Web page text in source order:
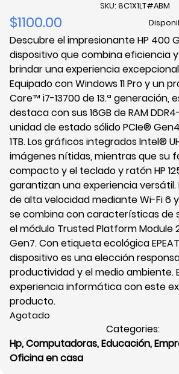
SKU: 8C1X1LT#ABM
$1100.00
Descubre el impresionante HP 400
dispositivo que combina eficiencia
brindar una experiencia
Equipado con Windows 11 Pro y un
Core™ i7-13700 de 13.ª generación,
destaca con sus 16GB de RAM
unidad de estado sólido PCIe®
1TB. Los gráficos integrados Intel®
imágenes nítidas, mientras que su
compacto y el teclado y ratón HP
garantizan una experiencia
de alta velocidad mediante Wi-Fi 6
se combina con características de
el módulo Trusted Platform Module
Gen7. Con etiqueta ecológica
dispositivo es una elección
productividad y el medio ambiente.
experiencia informática con este
producto.
Agotado
Categories:
Hp,Computadoras,Educación,
Oficina en casa